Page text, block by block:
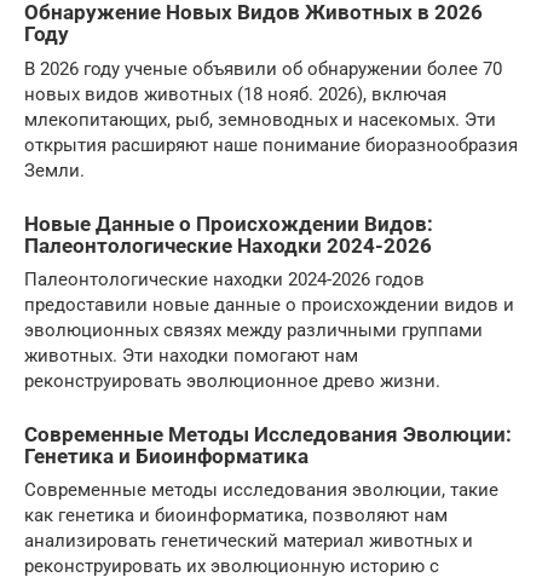
Обнаружение Новых Видов Животных в 2026
Году
В 2026 году ученые объявили об обнаружении более 70
новых видов животных (18 нояб. 2026), включая
млекопитающих, рыб, земноводных и насекомых. Эти
открытия расширяют наше понимание биоразнообразия
Земли.
Новые Данные о Происхождении Видов:
Палеонтологические Находки 2024-2026
Палеонтологические находки 2024-2026 годов
предоставили новые данные о происхождении видов и
эволюционных связях между различными группами
животных. Эти находки помогают нам
реконструировать эволюционное древо жизни.
Современные Методы Исследования Эволюции:
Генетика и Биоинформатика
Современные методы исследования эволюции, такие
как генетика и биоинформатика, позволяют нам
анализировать генетический материал животных и
реконструировать их эволюционную историю с